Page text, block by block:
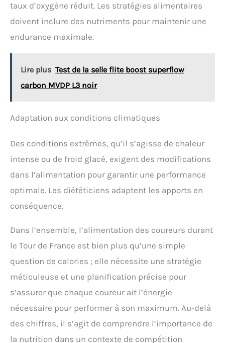
Salted Watermelon)
taux d’oxygène réduit. Les stratégies alimentaires
doivent inclure des nutriments pour maintenir une
endurance maximale.
Lire plus Test de la selle flite boost superflow
carbon MVDP L3 noir
Adaptation aux conditions climatiques
Des conditions extrêmes, qu’il s’agisse de chaleur
intense ou de froid glacé, exigent des modifications
dans l’alimentation pour garantir une performance
optimale. Les diététiciens adaptent les apports en
conséquence.
Dans l’ensemble, l’alimentation des coureurs durant
le Tour de France est bien plus qu’une simple
question de calories ; elle nécessite une stratégie
méticuleuse et une planification précise pour
s’assurer que chaque coureur ait l’énergie
nécessaire pour performer à son maximum. Au-delà
des chiffres, il s’agit de comprendre l’importance de
la nutrition dans un contexte de compétition